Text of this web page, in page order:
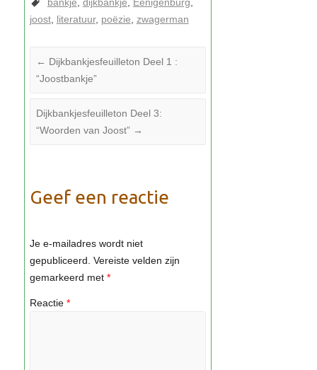
bankje dijkbankje
Eenigenburg
joost literatuur poëzie zwagerman
← Dijkbankjesfeuilleton Deel 1 :
“Joostbankje”
Dijkbankjesfeuilleton Deel 3:
“Woorden van Joost” →
Geef een reactie
Je e-mailadres wordt niet
gepubliceerd. Vereiste velden zijn
gemarkeerd met *
Reactie *